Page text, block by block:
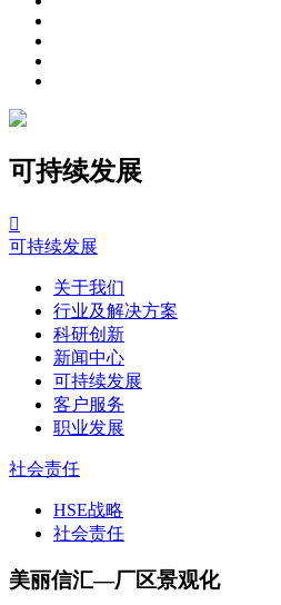
可持续发展

可持续发展
关于我们
行业及解决方案
科研创新
新闻中心
可持续发展
客户服务
职业发展
社会责任
HSE战略
社会责任
美丽信汇—厂区景观化